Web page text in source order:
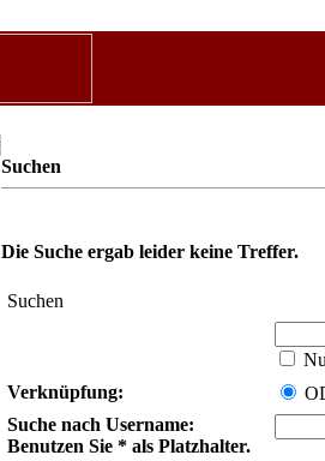
Suchen
Die Suche ergab leider keine Treffer.
Suchen
Verknüpfung:
Suche nach Username:
Benutzen Sie * als Platzhalter.